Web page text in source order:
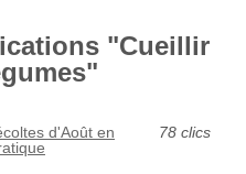
"Cueillir
d'Août en
78 clics